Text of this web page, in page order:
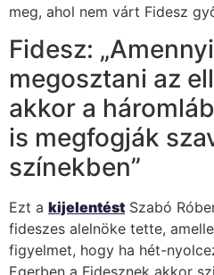
meg, ahol nem várt Fidesz
Fidesz:
megosztani az
akkor a
is megfogják
színekben”
Ezt a kijelentést Szabó
fideszes alelnöke tette,
figyelmet, hogy ha hét-